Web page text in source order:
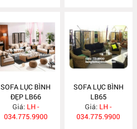
SOFA LỤC BÌNH
ĐẸP LB66
Giá: LH -
034.775.9900
SOFA LỤC BÌNH
LB65
Giá: LH -
034.775.9900